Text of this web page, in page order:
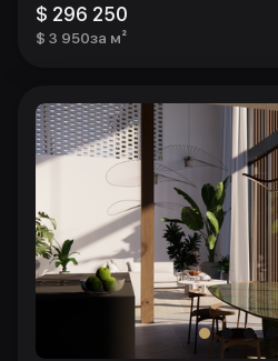
$ 296 250
$ 3 950за м²